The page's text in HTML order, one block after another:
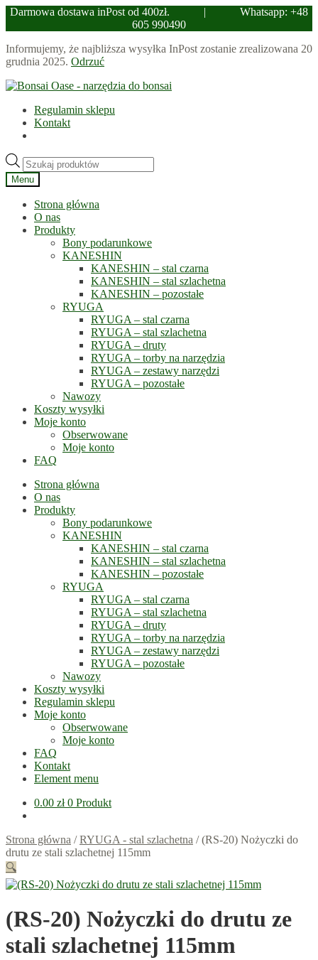
Darmowa dostawa inPost od 400zł. |
Whatsapp: +48
605 990490
Informujemy, że najbliższa wysyłka InPost zostanie zrealizowana 20
grudnia 2025. Odrzuć
Przejdź
nawigacji
Przejdź
treści
Regulamin sklepu
Kontakt
Wyszukiwarka
produktów
Menu
Strona główna
O nas
Produkty
Bony podarunkowe
KANESHIN
KANESHIN – stal czarna
KANESHIN – stal szlachetna
KANESHIN – pozostałe
RYUGA
RYUGA – stal czarna
RYUGA – stal szlachetna
RYUGA – druty
RYUGA – torby na narzędzia
RYUGA – zestawy narzędzi
RYUGA – pozostałe
Nawozy
Koszty wysyłki
Moje konto
Obserwowane
Moje konto
FAQ
Strona główna
O nas
Produkty
Bony podarunkowe
KANESHIN
KANESHIN – stal czarna
KANESHIN – stal szlachetna
KANESHIN – pozostałe
RYUGA
RYUGA – stal czarna
RYUGA – stal szlachetna
RYUGA – druty
RYUGA – torby na narzędzia
RYUGA – zestawy narzędzi
RYUGA – pozostałe
Nawozy
Koszty wysyłki
Regulamin sklepu
Moje konto
Obserwowane
Moje konto
FAQ
Kontakt
Element menu
0.00 zł 0 Produkt
Strona główna /RYUGA - stal szlachetna /(RS-20) Nożyczki do
drutu ze stali szlachetnej 115mm
🔍
(RS-20) Nożyczki do drutu ze
stali szlachetnej 115mm